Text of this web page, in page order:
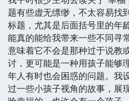
题有些虚无缥缈，不太容易找
标题，尤其是后面括号里的年
能真的能给我带来一些不同寻
意味着它不会是那种过于说教
讨，更可能是一种用孩子能够
年人有时也会困惑的问题。我
过一些小孩子视角的故事，展